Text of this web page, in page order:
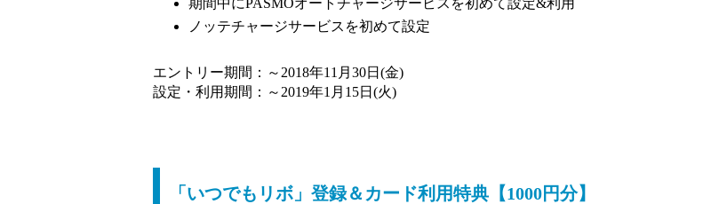
期間中にPASMOオートチャージサービスを初めて設定&利用
ノッテチャージサービスを初めて設定
エントリー期間：～2018年11月30日(金)
設定・利用期間：～2019年1月15日(火)
「いつでもリボ」登録＆カード利用特典【1000円分】